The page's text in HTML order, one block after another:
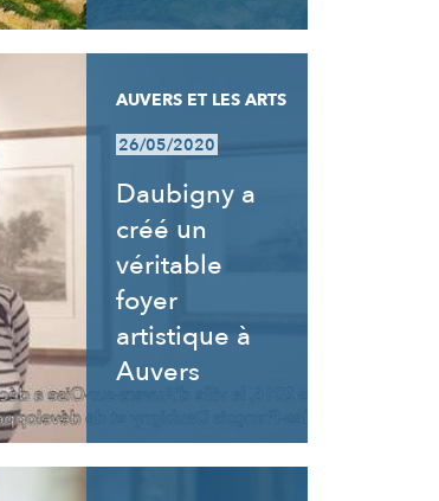
AUVERS ET LES ARTS
26/05/2020
Daubigny a
créé un
véritable
foyer
artistique à
Auvers